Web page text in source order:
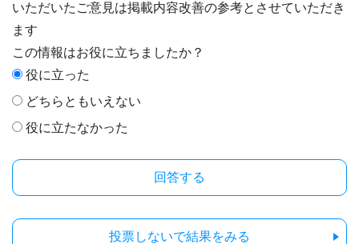
いただいたご意見は掲載内容改善の参考とさせていただき
ます
この情報はお役に立ちましたか？
役に立った
どちらともいえない
役に立たなかった
投票しないで結果をみる